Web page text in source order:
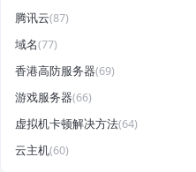
腾讯云(87)
域名(77)
香港高防服务器(69)
游戏服务器(66)
虚拟机卡顿解决方法(64)
云主机(60)